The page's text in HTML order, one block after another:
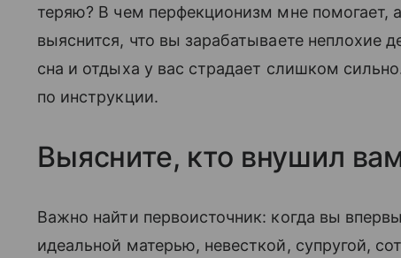
теряю? В чем перфекционизм мне
выяснится, что вы зарабатываете неплохие
сна и отдыха у вас страдает слишком
по инструкции.
Выясните, кто внушил
Важно найти первоисточник: когда вы
идеальной матерью, невесткой, супругой,